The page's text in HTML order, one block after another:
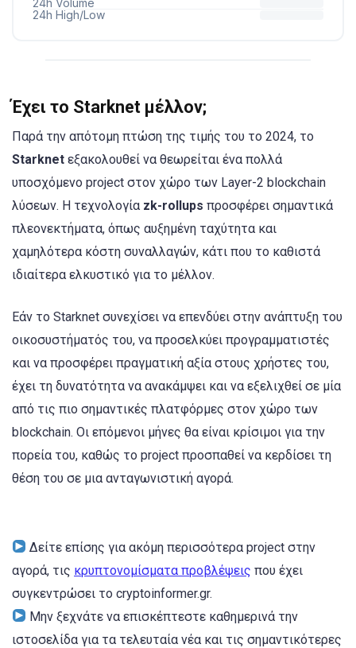
Έχει το Starknet μέλλον;
Παρά την απότομη πτώση της τιμής του το 2024, το
Starknet εξακολουθεί να θεωρείται ένα πολλά
υποσχόμενο project στον χώρο των Layer-2 blockchain
λύσεων. Η τεχνολογία zk-rollups προσφέρει σημαντικά
πλεονεκτήματα, όπως αυξημένη ταχύτητα και
χαμηλότερα κόστη συναλλαγών, κάτι που το καθιστά
ιδιαίτερα ελκυστικό για το μέλλον.
Εάν το Starknet συνεχίσει να επενδύει στην ανάπτυξη του
οικοσυστήματός του, να προσελκύει προγραμματιστές
και να προσφέρει πραγματική αξία στους χρήστες του,
έχει τη δυνατότητα να ανακάμψει και να εξελιχθεί σε μία
από τις πιο σημαντικές πλατφόρμες στον χώρο των
blockchain. Οι επόμενοι μήνες θα είναι κρίσιμοι για την
πορεία του, καθώς το project προσπαθεί να κερδίσει τη
θέση του σε μια ανταγωνιστική αγορά.
Δείτε επίσης για ακόμη περισσότερα project στην
αγορά, τις κρυπτονομίσματα προβλέψεις που έχει
συγκεντρώσει το cryptoinformer.gr.
Μην ξεχνάτε να επισκέπτεστε καθημερινά την
ιστοσελίδα για τα τελευταία νέα και τις σημαντικότερες